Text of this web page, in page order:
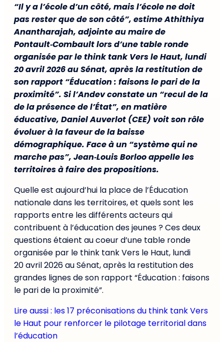
“Il y a l’école d’un côté, mais l’école ne doit
pas rester que de son côté”, estime Athithiya
Anantharajah, adjointe au maire de
Pontault‑Combault lors d’une table ronde
organisée par le think tank Vers le Haut, lundi
20 avril 2026 au Sénat, après la restitution de
son rapport “Éducation : faisons le pari de la
proximité”. Si l’Andev constate un “recul de la
de la présence de l’État”, en matière
éducative, Daniel Auverlot (CEE) voit son rôle
évoluer à la faveur de la baisse
démographique. Face à un “système qui ne
marche pas”, Jean‑Louis Borloo appelle les
territoires à faire des propositions.
Quelle est aujourd’hui la place de l’Éducation
nationale dans les territoires, et quels sont les
rapports entre les différents acteurs qui
contribuent à l’éducation des jeunes ? Ces deux
questions étaient au coeur d’une table ronde
organisée par le think tank Vers le Haut, lundi
20 avril 2026 au Sénat, après la restitution des
grandes lignes de son rapport “Éducation : faisons
le pari de la proximité”.
Lire aussi : les 17 préconisations du think tank Vers
le Haut pour renforcer le pilotage territorial dans
l’éducation